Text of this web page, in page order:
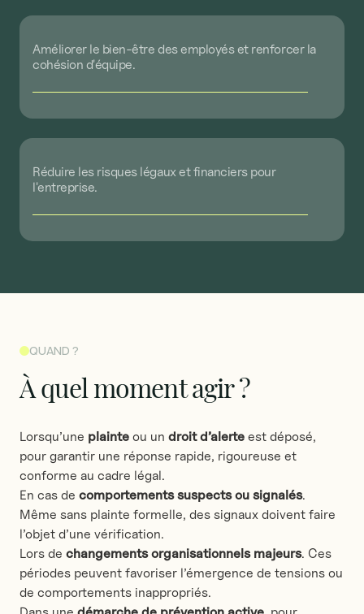
Améliorer le bien-être desemployéset renforcer la
cohésion d'équipe.
Réduire les risques légauxet financiers pour
l'entreprise.
QUAND ?
Àquel momentagir?
Lorsqu’une plainte ou un droit d’alerte est déposé,
pour garantir une réponse rapide, rigoureuse et
conforme au cadre légal.
En cas de comportements suspects ou signalés.
Même sans plainte formelle, des signaux doivent faire
l’objet d’une vérification.
Lors de changements organisationnels majeurs. Ces
périodes peuvent favoriser l’émergence de tensions ou
de comportements inappropriés.